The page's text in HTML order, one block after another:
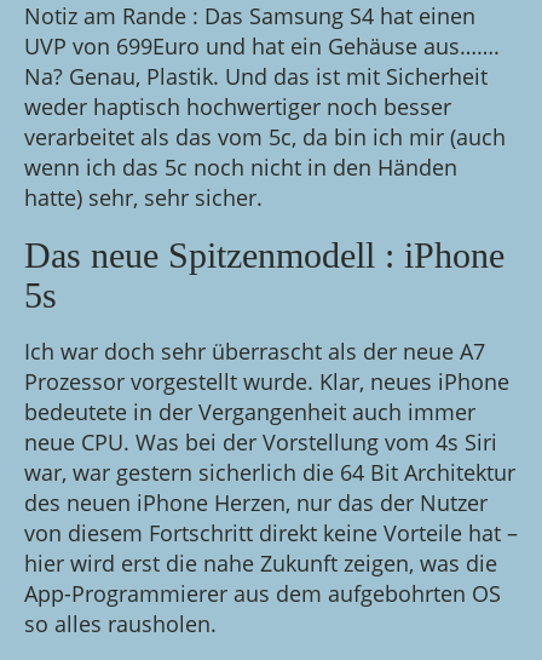
Notiz am Rande : Das Samsung S4 hat einen
UVP von 699Euro und hat ein Gehäuse aus…….
Na? Genau, Plastik. Und das ist mit Sicherheit
weder haptisch hochwertiger noch besser
verarbeitet als das vom 5c, da bin ich mir (auch
wenn ich das 5c noch nicht in den Händen
hatte) sehr, sehr sicher.
Das neue Spitzenmodell : iPhone
5s
Ich war doch sehr überrascht als der neue A7
Prozessor vorgestellt wurde. Klar, neues iPhone
bedeutete in der Vergangenheit auch immer
neue CPU. Was bei der Vorstellung vom 4s Siri
war, war gestern sicherlich die 64 Bit Architektur
des neuen iPhone Herzen, nur das der Nutzer
von diesem Fortschritt direkt keine Vorteile hat –
hier wird erst die nahe Zukunft zeigen, was die
App-Programmierer aus dem aufgebohrten OS
so alles rausholen.